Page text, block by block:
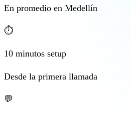
En promedio en Medellín
⏱️
10 minutos setup
Desde la primera llamada
💬